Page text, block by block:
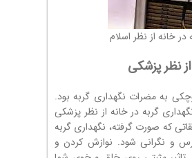
در خانه از نظر اسلام
نظر پزشکی
به مضرات نگهداری گربه بود.
گربه در خانه از نظر پزشکی
که صورت گرفته، نگهداری گربه
و نگرانی شود. نوازش کردن و